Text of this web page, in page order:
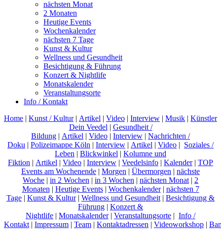
nächsten Monat
2 Monaten
Heutige Events
Wochenkalender
nächsten 7 Tage
Kunst & Kultur
Wellness und Gesundheit
Besichtigung & Führung
Konzert & Nightlife
Monatskalender
Veranstaltungsorte
Info / Kontakt
Home | Kunst / Kultur| Artikel | Video | Interview | Musik | Künstler
Dein Veedel | Gesundheit /
Bildung | Artikel | Video | Interview | Nachrichten /
Doku | Polizeimappe Köln | Interview | Artikel | Video | Soziales /
Leben | Blickwinkel | Kolumne und
Fiktion | Artikel | Video | Interview | Veedelsinfo | Kalender| TOP
Events am Wochenende | Morgen | Übermorgen | nächste
Woche | in 2 Wochen | in 3 Wochen | nächsten Monat | 2
Monaten | Heutige Events| Wochenkalender| nächsten 7
Tage | Kunst & Kultur| Wellness und Gesundheit | Besichtigung &
Führung | Konzert &
Nightlife | Monatskalender| Veranstaltungsorte | Info /
Kontakt | Impressum | Team | Kontaktadressen | Videoworkshop |